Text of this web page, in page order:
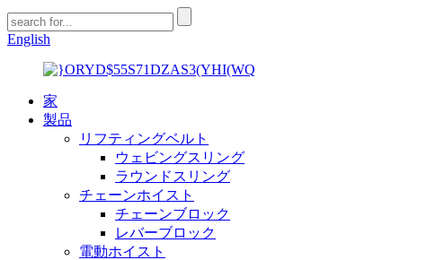
English
家
製品
リフティングベルト
ウェビングスリング
ラウンドスリング
チェーンホイスト
チェーンブロック
レバーブロック
電動ホイスト